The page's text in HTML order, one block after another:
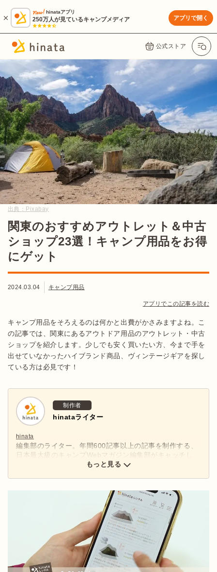
hinataアプリ
250万人が見ているキャンプメディア アプリで開く
公式ストア
出典： Pixabay
関東のおすすめアウトレット＆中古
ショップ23選！キャンプ用品をお得
にゲット
2024.03.04 キャンプ用品
アプリでこの記事を読む
キャンプ用品をそろえるのは何かと出費がかさみますよね。こ
の記事では、関東にあるアウトドア用品のアウトレット・中古
ショップを紹介します。少しでも安く買いたい方、今まで手を
出せていなかったハイブランド商品、ヴィンテージギアを探し
ている方は必見です！
制作者
hinataライター
hinata
編集部のライター。年間600記事以上の記事を制作する、
日本最大級のキャンプWebマガジン編集部がキャッチし
た、アウトドアの最新情報をお届けします。
もっと見る